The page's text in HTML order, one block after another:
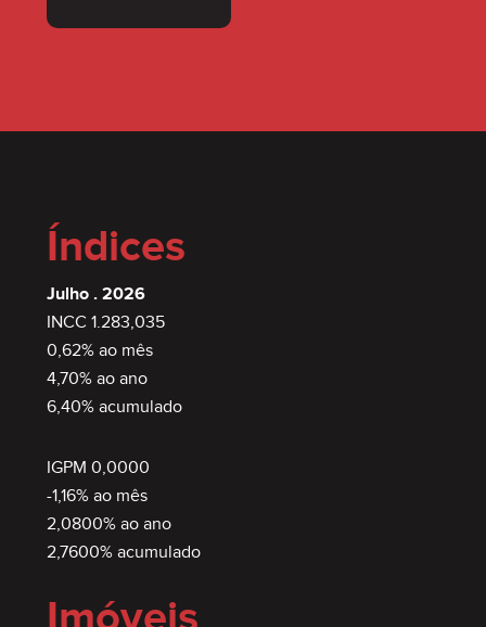
Índices
Julho . 2026
INCC 1.283,035
0,62% ao mês
4,70% ao ano
6,40% acumulado
IGPM 0,0000
-1,16% ao mês
2,0800% ao ano
2,7600% acumulado